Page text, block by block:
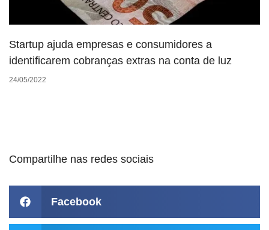
Startup ajuda empresas e consumidores a
identificarem cobranças extras na conta de luz
24/05/2022
Compartilhe nas redes sociais
Facebook